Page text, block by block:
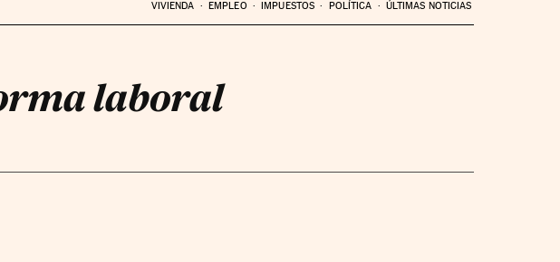
VIVIENDA EMPLEO IMPUESTOS POLÍTICA ÚLTIMAS NOTICIAS
laboral